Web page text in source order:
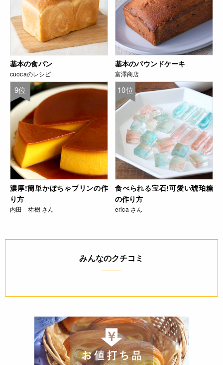
基本の食パン
cuocaのレシピ
基本のパウンドケーキ
富澤商店
9位
濃厚!簡単かぼちゃプリンの作
り方
内田 祐樹 さん
10位
食べられる宝石!可愛い琥珀糖
の作り方
erica さん
みんなのクチコミ